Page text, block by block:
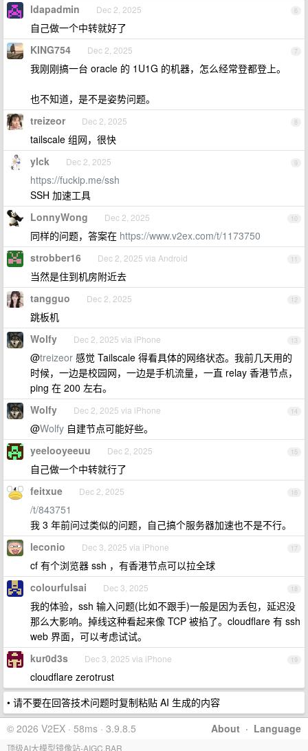
6
ldapadmin Dec 2, 2025
自己做一个中转就好了
7
KING754 Dec 2, 2025
我刚刚搞一台 oracle 的 1U1G 的机器，怎么经常登都登上。
也不知道，是不是姿势问题。
8
treizeor Dec 2, 2025
tailscale 组网，很快
9
ylck Dec 2, 2025
https://fuckip.me/ssh
SSH 加速工具
10
LonnyWong Dec 2, 2025
同样的问题，答案在 https://www.v2ex.com/t/1173750
11
strobber16 Dec 2, 2025 via Android
当然是住到机房附近去
12
tangguo Dec 2, 2025
跳板机
13
Wolfy Dec 2, 2025 via iPhone
@treizeor 感觉 Tailscale 得看具体的网络状态。我前几天用的
时候，一边是校园网，一边是手机流量，一直 relay 香港节点，
ping 在 200 左右。
14
Wolfy Dec 2, 2025 via iPhone
@Wolfy 自建节点可能好些。
15
yeelooyeeuu Dec 2, 2025
自己做一个中转就行了
16
feitxue Dec 2, 2025
/t/843751
我 3 年前问过类似的问题，自己搞个服务器加速也不是不行。
17
leconio Dec 3, 2025 via iPhone
cf 有个浏览器 ssh ，有香港节点可以拉全球
18
colourfulsai Dec 3, 2025
我的体验，ssh 输入问题(比如不跟手)一般是因为丢包，延迟没
那么大影响。掉线这种看起来像 TCP 被掐了。cloudflare 有 ssh
web 界面，可以考虑试试。
19
kur0d3s Dec 3, 2025 via iPhone
cloudflare zerotrust
• 请不要在回答技术问题时复制粘贴 AI 生成的内容
About · Language
© 2026 V2EX · 58ms · 3.9.8.5
顶级AI大模型镜像站-AIGC.BAR